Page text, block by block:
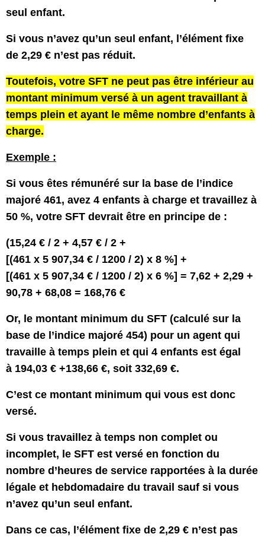
seul enfant.
Si vous n’avez qu’un seul enfant, l’élément fixe
de 2,29 € n’est pas réduit.
Toutefois, votre SFT ne peut pas être inférieur au
montant minimum versé à un agent travaillant à
temps plein et ayant le même nombre d’enfants à
charge.
Exemple :
Si vous êtes rémunéré sur la base de l’indice
majoré 461, avez 4 enfants à charge et travaillez à
50 %, votre SFT devrait être en principe de :
(15,24 € / 2 + 4,57 € / 2 +
[(461 x 5 907,34 € / 1200 / 2) x 8 %] +
[(461 x 5 907,34 € / 1200 / 2) x 6 %] = 7,62 + 2,29 +
90,78 + 68,08 = 168,76 €
Or, le montant minimum du SFT (calculé sur la
base de l’indice majoré 454) pour un agent qui
travaille à temps plein et qui 4 enfants est égal
à 194,03 € +138,66 €, soit 332,69 €.
C’est ce montant minimum qui vous est donc
versé.
Si vous travaillez à temps non complet ou
incomplet, le SFT est versé en fonction du
nombre d’heures de service rapportées à la durée
légale et hebdomadaire du travail sauf si vous
n’avez qu’un seul enfant.
Dans ce cas, l’élément fixe de 2,29 € n’est pas